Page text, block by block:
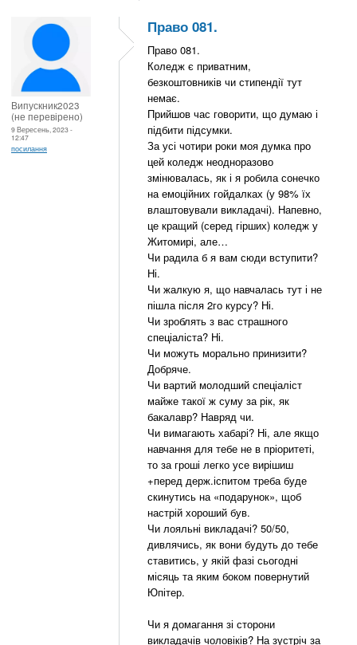
Випускник2023
(не перевірено)
9 Вересень, 2023 -
12:47
посилання
Право 081.
Право 081.
Коледж є приватним,
безкоштовників чи стипендії тут
немає.
Прийшов час говорити, що думаю і
підбити підсумки.
За усі чотири роки моя думка про
цей коледж неодноразово
змінювалась, як і я робила сонечко
на емоційних гойдалках (у 98% їх
влаштовували викладачі). Напевно,
це кращий (серед гірших) коледж у
Житомирі, але…
Чи радила б я вам сюди вступити?
Ні.
Чи жалкую я, що навчалась тут і не
пішла після 2го курсу? Ні.
Чи зроблять з вас страшного
спеціаліста? Ні.
Чи можуть морально принизити?
Добряче.
Чи вартий молодший спеціаліст
майже такої ж суму за рік, як
бакалавр? Навряд чи.
Чи вимагають хабарі? Ні, але якщо
навчання для тебе не в пріоритеті,
то за гроші легко усе вирішиш
+перед держ.іспитом треба буде
скинутись на «подарунок», щоб
настрій хороший був.
Чи лояльні викладачі? 50/50,
дивлячись, як вони будуть до тебе
ставитись, у якій фазі сьогодні
місяць та яким боком повернутий
Юпітер.
Чи я домагання зі сторони
викладачів чоловіків? На зустріч за